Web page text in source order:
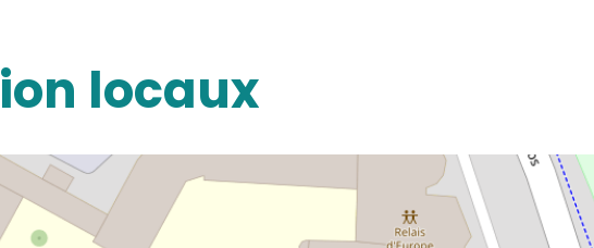
locaux